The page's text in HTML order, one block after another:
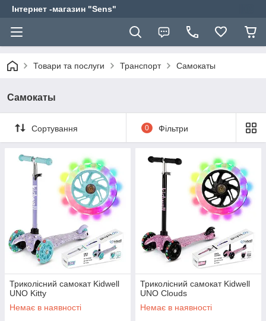
Інтернет -магазин "Sens"
Товари та послуги Транспорт Самокаты
Самокаты
Сортування 0 Фільтри
Триколісний самокат Kidwell
UNO Kitty
Немає в наявності
Триколісний самокат Kidwell
UNO Clouds
Немає в наявності